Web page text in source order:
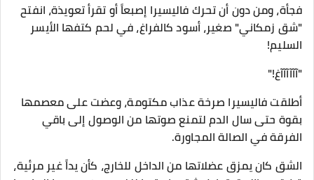
​فجأة، ومن دون أن تحرك فاليسيرا إصبعاً أو تقرأ تعويذة، انفتح
"شق زمكاني" صغير، أسود كالفراغ، في لحم كتفها الأيسر
السليم!
​"آآآآآآغ!"
أطلقت فاليسيرا صرخة عذاب مكتومة، وعضت على معصمها
بقوة حتى سال الدم لتمنع صوتها من الوصول إلى باقي
الفرقة في الصالة المجاورة.
الشق كان يمزق عضلاتها من الداخل للخارج، كأن يداً غير مرئية،